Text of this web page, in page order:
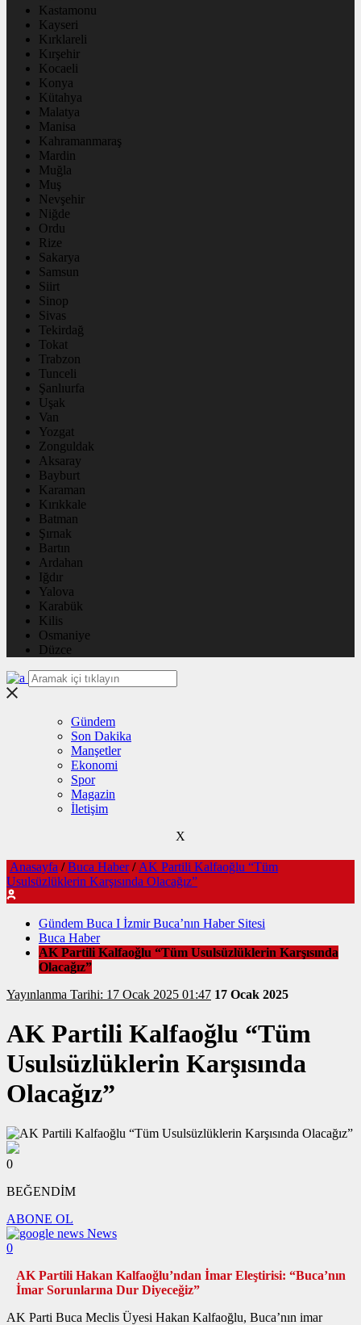
Kastamonu
Kayseri
Kırklareli
Kırşehir
Kocaeli
Konya
Kütahya
Malatya
Manisa
Kahramanmaraş
Mardin
Muğla
Muş
Nevşehir
Niğde
Ordu
Rize
Sakarya
Samsun
Siirt
Sinop
Sivas
Tekirdağ
Tokat
Trabzon
Tunceli
Şanlıurfa
Uşak
Van
Yozgat
Zonguldak
Aksaray
Bayburt
Karaman
Kırıkkale
Batman
Şırnak
Bartın
Ardahan
Iğdır
Yalova
Karabük
Kilis
Osmaniye
Düzce
Gündem
Son Dakika
Manşetler
Ekonomi
Spor
Magazin
İletişim
X
Anasayfa / Buca Haber / AK Partili Kalfaoğlu “Tüm
Usulsüzlüklerin Karşısında Olacağız”
Gündem Buca I İzmir Buca’nın Haber Sitesi
Buca Haber
AK Partili Kalfaoğlu “Tüm Usulsüzlüklerin Karşısında
Olacağız”
Yayınlanma Tarihi: 17 Ocak 2025 01:47 17 Ocak 2025
AK Partili Kalfaoğlu “Tüm
Usulsüzlüklerin Karşısında
Olacağız”
0
BEĞENDİM
ABONE OL
News
0
AK Partili Hakan Kalfaoğlu’ndan İmar Eleştirisi: “Buca’nın
İmar Sorunlarına Dur Diyeceğiz”
AK Parti Buca Meclis Üyesi Hakan Kalfaoğlu, Buca’nın imar